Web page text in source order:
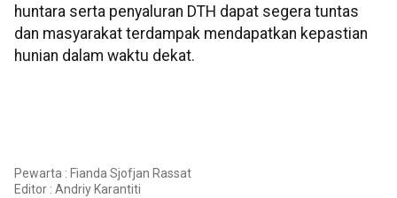
huntara serta penyaluran DTH dapat segera tuntas
dan masyarakat terdampak mendapatkan kepastian
hunian dalam waktu dekat.
Pewarta : Fianda Sjofjan Rassat
Editor : Andriy Karantiti